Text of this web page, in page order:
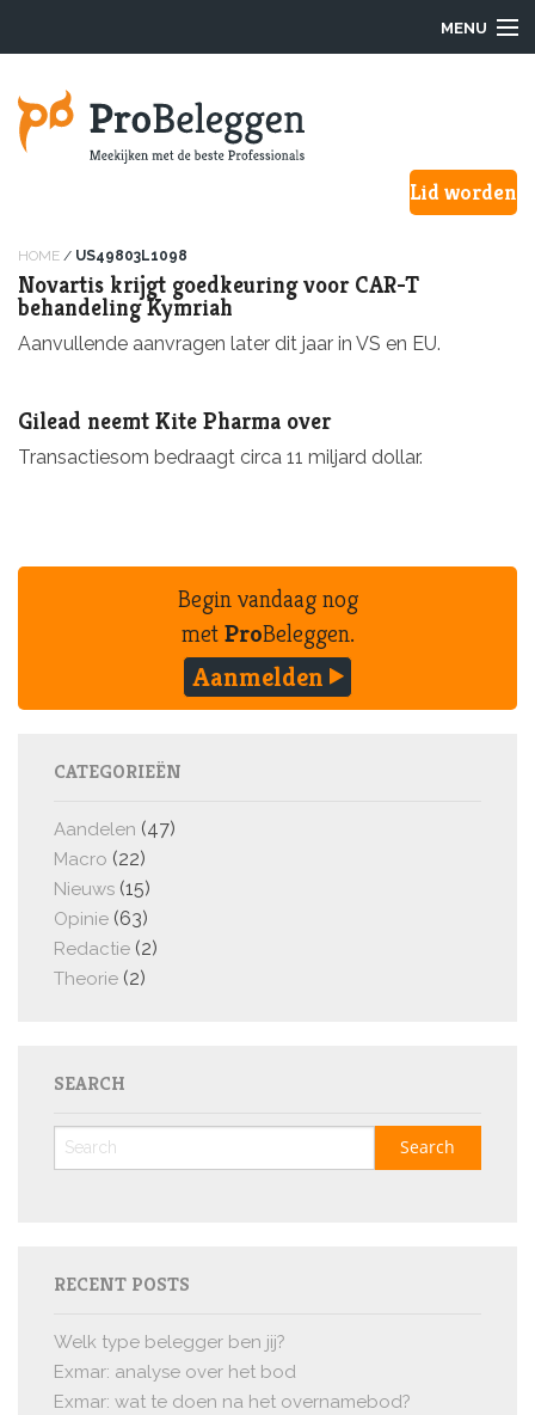
MENU
Hoe werkt het?
Onze Pro’s
Over ons
Lid worden
HOME / US49803L1098
Novartis krijgt goedkeuring voor CAR-T
behandeling Kymriah
Aanvullende aanvragen later dit jaar in VS en EU.
Gilead neemt Kite Pharma over
Transactiesom bedraagt circa 11 miljard dollar.
Begin vandaag nog
metProBeleggen.
Aanmelden
CATEGORIEËN
Aandelen (47)
Macro (22)
Nieuws (15)
Opinie (63)
Redactie (2)
Theorie (2)
SEARCH
RECENT POSTS
Welk type belegger ben jij?
Exmar: analyse over het bod
Exmar: wat te doen na het overnamebod?